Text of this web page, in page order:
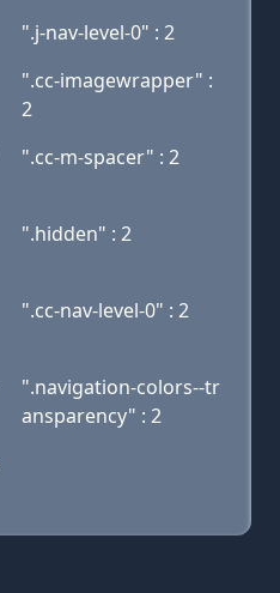
".j-nav-level-0" : 2
".cc-imagewrapper" :
2
".cc-m-spacer" : 2
".hidden" : 2
".cc-nav-level-0" : 2
".navigation-colors--tr
ansparency" : 2